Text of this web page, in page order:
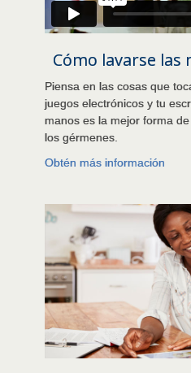
Cómo lavarse las
Piensa en las cosas que
juegos electrónicos y tu
manos es la mejor forma
los gérmenes.
Obtén más información